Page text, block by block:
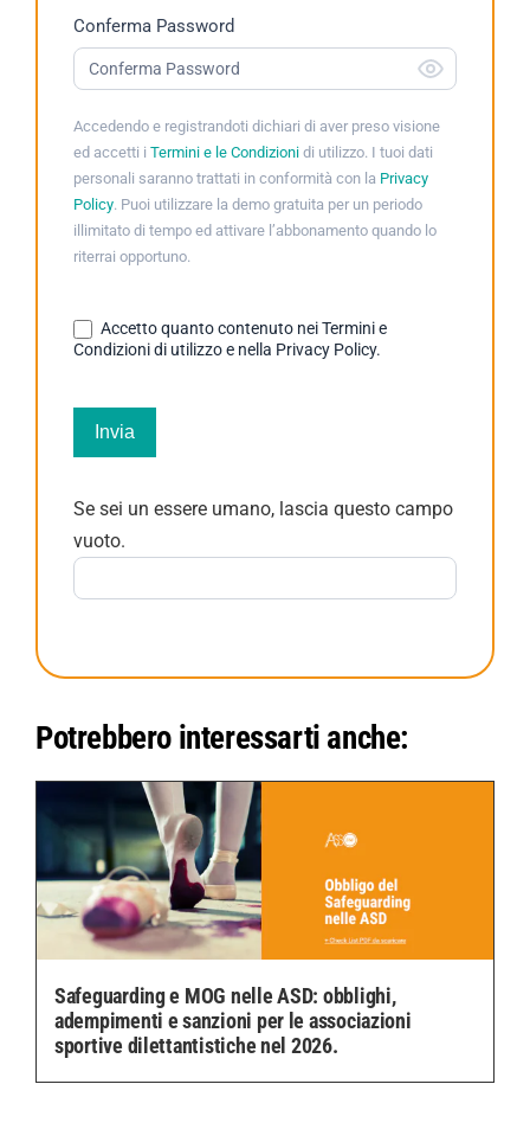
Conferma Password
Accedendo e registrandoti dichiari di aver preso visione
ed accetti i Termini e le Condizionidi utilizzo. I tuoi dati
personali saranno trattati in conformità con la Privacy
Policy. Puoi utilizzare la demo gratuita per un periodo
illimitato di tempo ed attivare l’abbonamento quando lo
riterrai opportuno.
Accetto quanto contenuto nei Termini e
Condizioni di utilizzo e nella Privacy Policy.
Invia
Se sei un essere umano, lascia questo campo
vuoto.
Potrebbero interessarti anche:
Safeguarding e MOG nelle ASD: obblighi,
adempimenti e sanzioni per le associazioni
sportive dilettantistiche nel 2026.